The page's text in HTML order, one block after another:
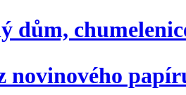
dům,
novinového